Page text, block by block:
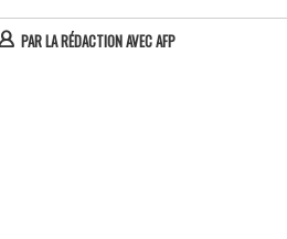
PARLA RÉDACTION AVEC AFP